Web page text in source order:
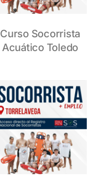
Curso Socorrista
Acuático Toledo